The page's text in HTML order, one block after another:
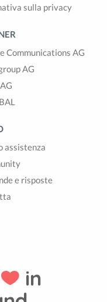
sulla privacy
Communications AG
AG
assistenza
e risposte
in